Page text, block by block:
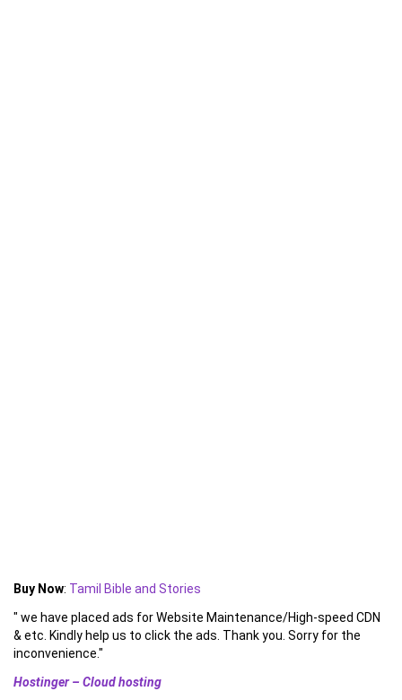
Buy Now: Tamil Bible and Stories
" we have placed ads for Website Maintenance/High-speed CDN
& etc. Kindly help us to click the ads. Thank you. Sorry for the
inconvenience."
Hostinger – Cloud hosting